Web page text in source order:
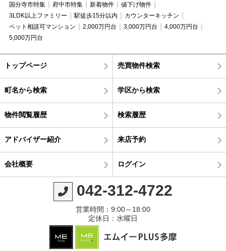
国分寺市特集
府中市特集 新着物件
値下げ物件
3LDK以上ファミリー
駅徒歩15分以内
カウンターキッチン
ペット相談可マンション
2,000万円台 3,000万円台
4,000万円台
5,000万円台
トップページ 売買物件検索
町名から検索 学区から検索
物件閲覧履歴 検索履歴
アドバイザー紹介 来店予約
会社概要 ログイン
042-312-4722
営業時間：9:00～18:00
定休日：水曜日